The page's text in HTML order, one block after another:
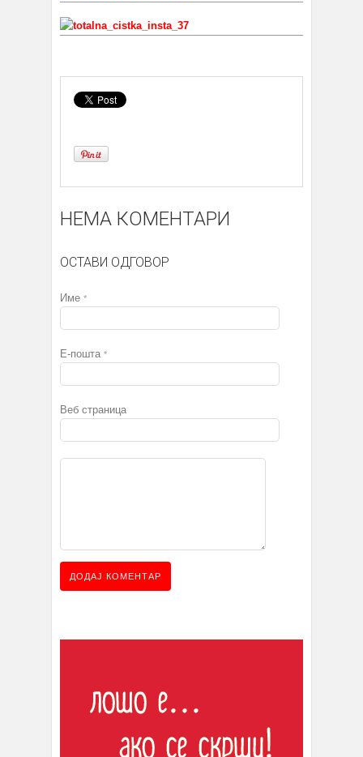
НЕМА КОМЕНТАРИ
ОСТАВИ ОДГОВОР
Име *
Е-пошта *
Веб страница